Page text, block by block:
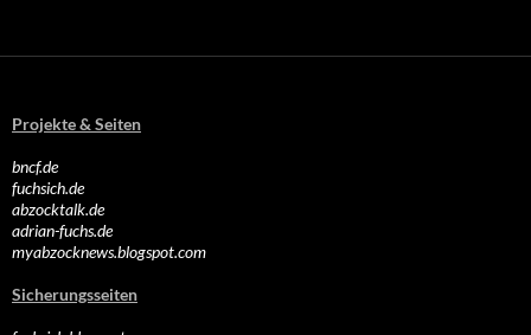
Projekte & Seiten
bncf.de
fuchsich.de
abzocktalk.de
adrian-fuchs.de
myabzocknews.blogspot.com
Sicherungsseiten